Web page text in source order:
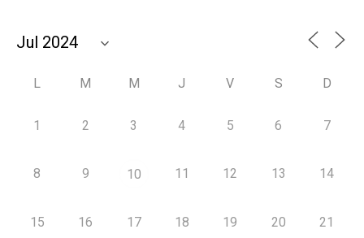
L M M J V S D
1 2 3 4 5 6 7
8 9 10 11 12 13 14
15 16 17 18 19 20 21